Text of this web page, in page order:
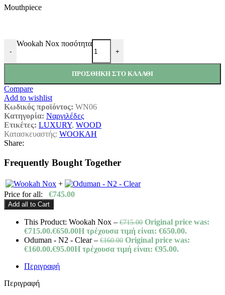
Mouthpiece
-
Wookah Nox ποσότητα
+
ΠΡΟΣΘΉΚΗ ΣΤΟ ΚΑΛΆΘΙ
Compare
Add to wishlist
Κωδικός προϊόντος: WN06
Κατηγορία: Ναργιλέδες
Ετικέτες: LUXURY, WOOD
Κατασκευαστής: WOOKAH
Share:
Frequently Bought Together
+
Price for all:
€745.00
Add all to Cart
This Product: Wookah Nox – €715.00 Original price was:
€715.00.€650.00Η τρέχουσα τιμή είναι: €650.00.
Oduman - N2 - Clear– €160.00 Original price was:
€160.00.€95.00Η τρέχουσα τιμή είναι: €95.00.
Περιγραφή
Περιγραφή